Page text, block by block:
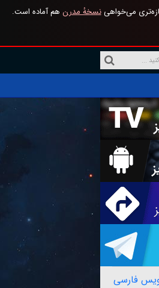
می‌خواهینسخهٔ مدرن هم آماده است.
فارسی